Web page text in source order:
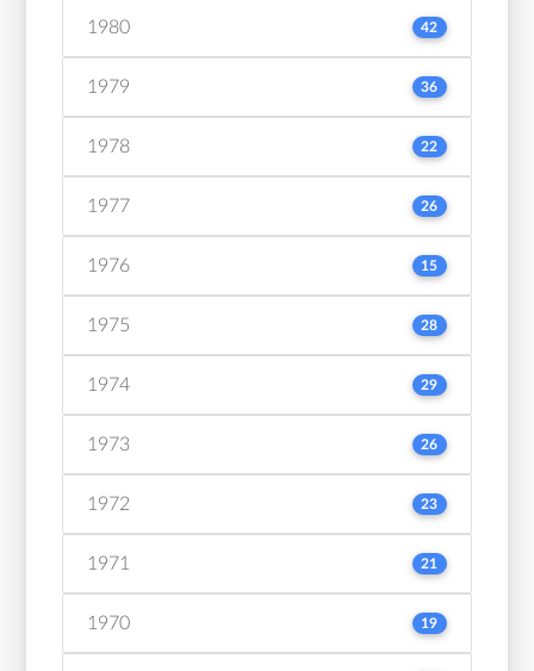
1980 42
1979 36
1978 22
1977 26
1976 15
1975 28
1974 29
1973 26
1972 23
1971 21
1970 19